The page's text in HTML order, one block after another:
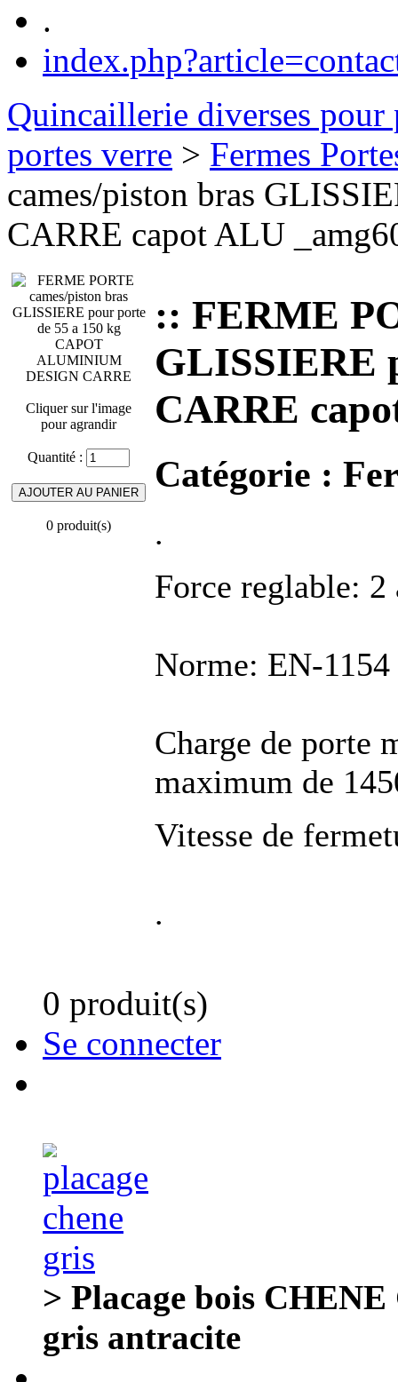
.
Quincaillerie diverses pour
portes verre > Fermes
cames/piston bras
CARRE capot ALU
Cliquer sur l'image
pour agrandir
Quantité :
0 produit(s)
:: FERME
GLISSIERE
CARRE
Catégorie :
.
Force reglable: 2
Norme: EN-1154
Charge de porte
maximum de
Vitesse de
.
0 produit(s)
Se connecter
> Placage bois
gris antracite